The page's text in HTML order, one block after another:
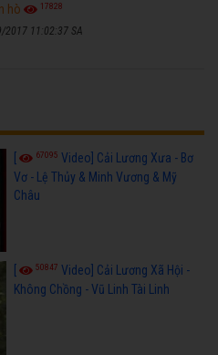
hò
17828
2017 11:02:37 SA
67095 Video] Cải Lương Xưa - Bơ
Vơ - Lệ Thủy & Minh Vương & Mỹ
Châu
50847 Video] Cải Lương Xã Hội -
Không Chồng - Vũ Linh Tài Linh